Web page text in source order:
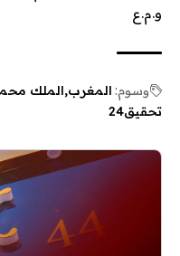
و.م.ع
وسوم: المغرب الملك
تحقيق24